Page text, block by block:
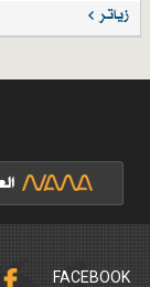
زیاتر
FACEBOOK